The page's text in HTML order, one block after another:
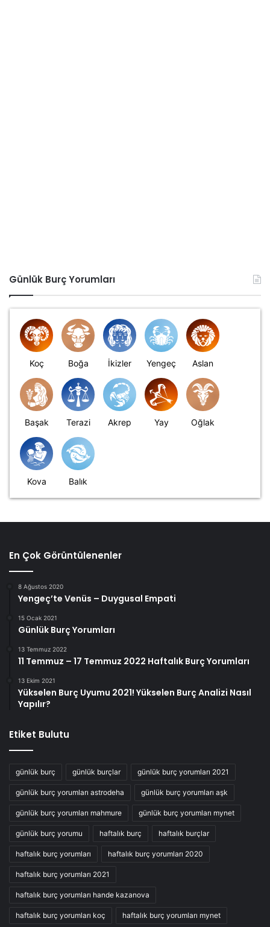
Günlük Burç Yorumları
Koç Boğa İkizler Yengeç Aslan
Başak Terazi Akrep Yay Oğlak
Kova Balık
En Çok Görüntülenenler
8 Ağustos 2020
Yengeç’te Venüs – Duygusal Empati
15 Ocak 2021
Günlük Burç Yorumları
13 Temmuz 2022
11 Temmuz – 17 Temmuz 2022 Haftalık Burç Yorumları
13 Ekim 2021
Yükselen Burç Uyumu 2021! Yükselen Burç Analizi Nasıl
Yapılır?
Etiket Bulutu
günlük burç günlük burçlar günlük burç yorumları 2021
günlük burç yorumları astrodeha günlük burç yorumları aşk
günlük burç yorumları mahmure günlük burç yorumları mynet
günlük burç yorumu haftalık burç haftalık burçlar
haftalık burç yorumları haftalık burç yorumları 2020
haftalık burç yorumları 2021
haftalık burç yorumları hande kazanova
haftalık burç yorumları koç haftalık burç yorumları mynet